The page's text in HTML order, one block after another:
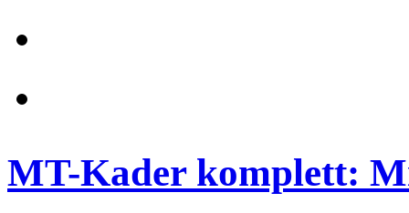
MT-Kader komplett: